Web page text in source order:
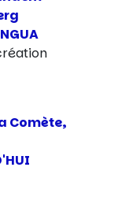
Comète,